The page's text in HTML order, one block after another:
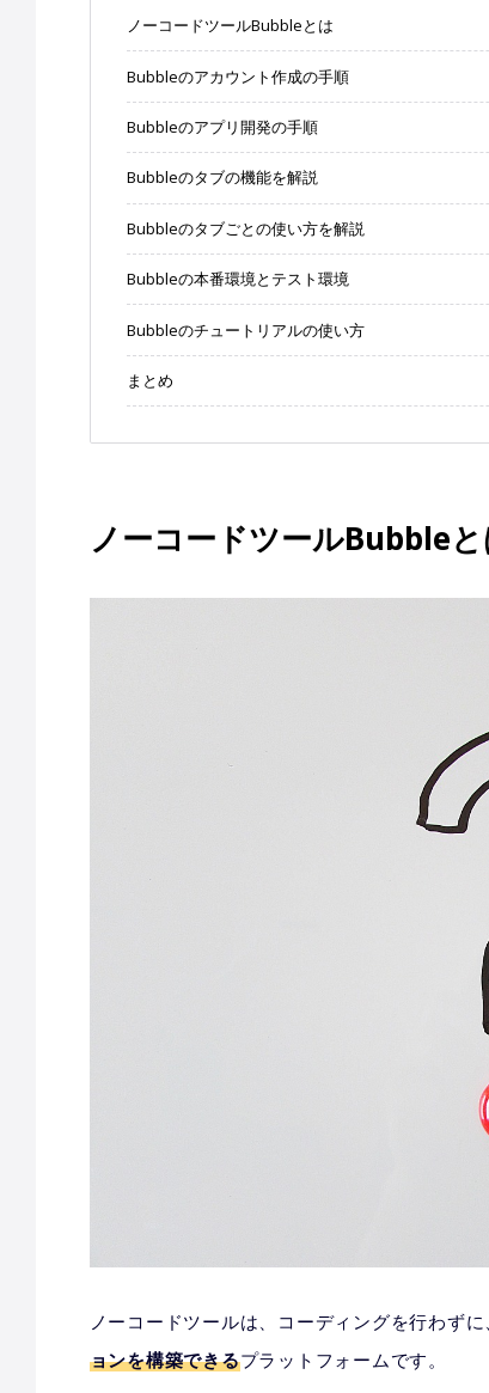
ノーコードツールBubbleとは
Bubbleのアカウント作成の手順
Bubbleのアプリ開発の手順
Bubbleのタブの機能を解説
Bubbleのタブごとの使い方を解説
Bubbleの本番環境とテスト環境
Bubbleのチュートリアルの使い方
まとめ
ノーコードツールBubble
ノーコードツールは、コーディングを行わずに
ョンを構築できるプラットフォームです。